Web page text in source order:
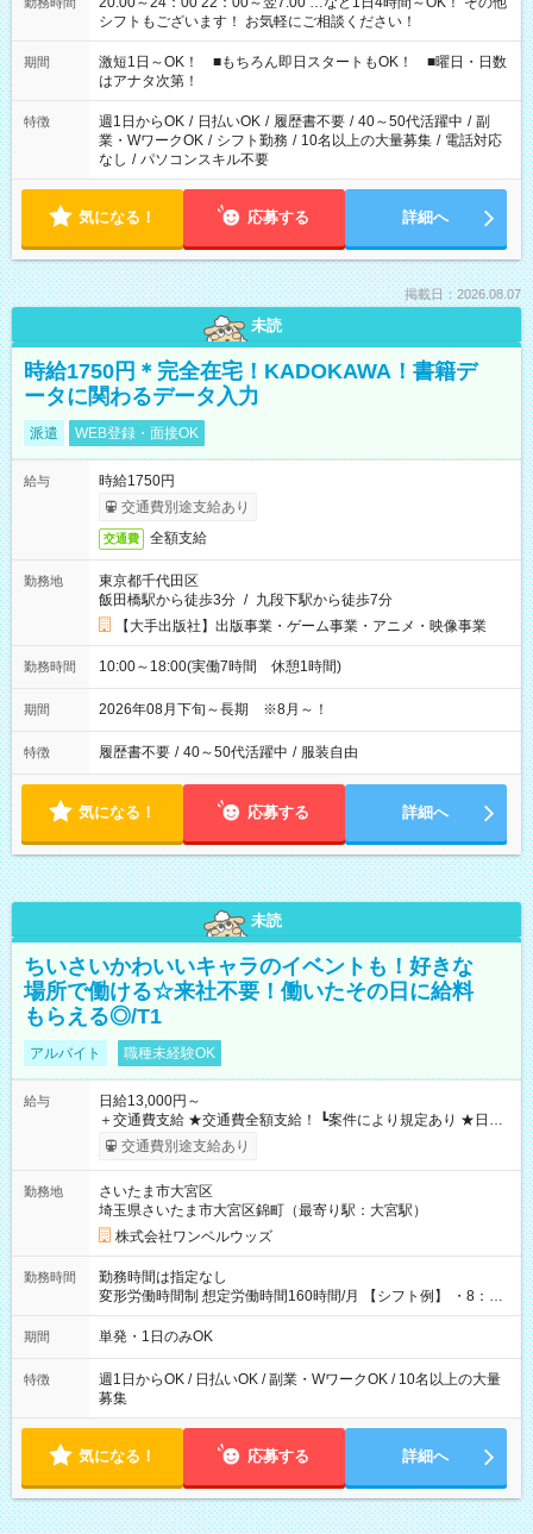
シフトもございます！ お気軽にご相談ください！
期間
激短1日～OK！ ■もちろん即日スタートもOK！ ■曜日・日数
はアナタ次第！
特徴 週1日からOK / 日払いOK / 履歴書不要 / 40～50代活躍中 / 副
業・WワークOK / シフト勤務 / 10名以上の大量募集 / 電話対応
なし / パソコンスキル不要
気になる！ 応募する 詳細へ
掲載日：2026.08.07
未読
時給1750円＊完全在宅！KADOKAWA！書籍デ
ータに関わるデータ入力
派遣 WEB登録・面接OK
給与
時給1750円
交通費別途支給あり
交通費 全額支給
勤務地
東京都千代田区
飯田橋駅から徒歩3分 / 九段下駅から徒歩7分
【大手出版社】出版事業・ゲーム事業・アニメ・映像事業
勤務時間 10:00～18:00(実働7時間 休憩1時間)
期間 2026年08月下旬～長期 ※8月～！
特徴 履歴書不要 / 40～50代活躍中 / 服装自由
気になる！ 応募する 詳細へ
未読
ちいさいかわいいキャラのイベントも！好きな
場所で働ける☆来社不要！働いたその日に給料
もらえる◎/T1
アルバイト 職種未経験OK
給与
日給13,000円～
＋交通費支給 ★交通費全額支給！ ┗案件により規定あり ★日払
いOK！（規定あり） ┗働いたその日に現金GET♪ お仕事後はコ
ンビニATMから 日払い分を引き落とせます！ 【試用期間】試
交通費別途支給あり
勤務地
さいたま市大宮区
埼玉県さいたま市大宮区錦町（最寄り駅：大宮駅）
株式会社ワンベルウッズ
勤務時間
勤務時間は指定なし
変形労働時間制 想定労働時間160時間/月 【シフト例】 ・8：00
～21：00
期間 単発・1日のみOK
特徴
週1日からOK / 日払いOK / 副業・WワークOK / 10名以上の大量
募集
気になる！ 応募する 詳細へ